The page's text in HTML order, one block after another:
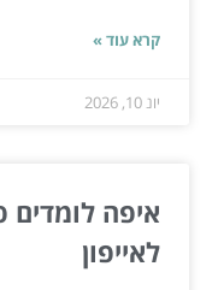
קרא עוד »
יונ 10, 2026
איפה לומדים
לאייפון